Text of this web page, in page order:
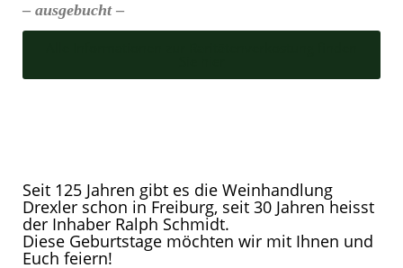
– ausgebucht–
Seit 125 Jahren gibt es die Weinhandlung
Drexler schon in Freiburg, seit 30 Jahren heisst
der Inhaber Ralph Schmidt.
Diese Geburtstage möchten wir mit Ihnen und
Euch feiern!